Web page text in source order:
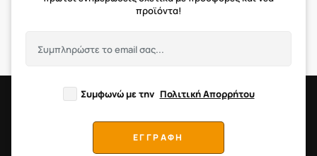
προϊόντα!
Συμφωνώ με την Πολιτική Απορρήτου
ΕΓΓΡΑΦΗ